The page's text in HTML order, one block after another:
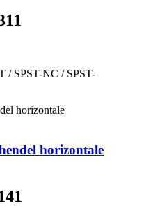
/ SPST-NC / SPST-
horizontale